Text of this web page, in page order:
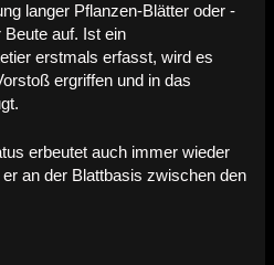
langer Pflanzen-Blätter oder -
auf. Ist ein
erstmals erfasst, wird es
ergriffen und in das
erbeutet auch immer wieder
an der Blattbasis zwischen den